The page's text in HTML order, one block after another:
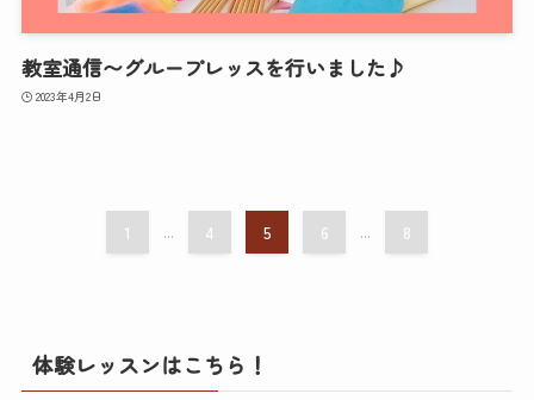
教室通信〜グループレッスを行いました♪
2023年4月2日
1 ... 4 5 6 ... 8
体験レッスンはこちら！